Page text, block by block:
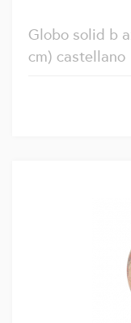
Globo solid b
cm) castellano